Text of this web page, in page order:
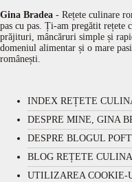
Gina Bradea - Rețete culinare
pas cu pas. Ți-am pregătit rețete
prăjituri, mâncăruri simple și
domeniul alimentar și o mare
românești.
INDEX REȚETE
DESPRE MINE, GINA
DESPRE BLOGUL
BLOG REȚETE
UTILIZAREA COOKIE-